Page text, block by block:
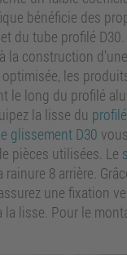
bénéficie des
du tube profilé
la construction
les
le long du profilé
la lisse du
glissement D30
pièces utilisées. Le
rainure 8 arrière.
une fixation
la lisse. Pour le